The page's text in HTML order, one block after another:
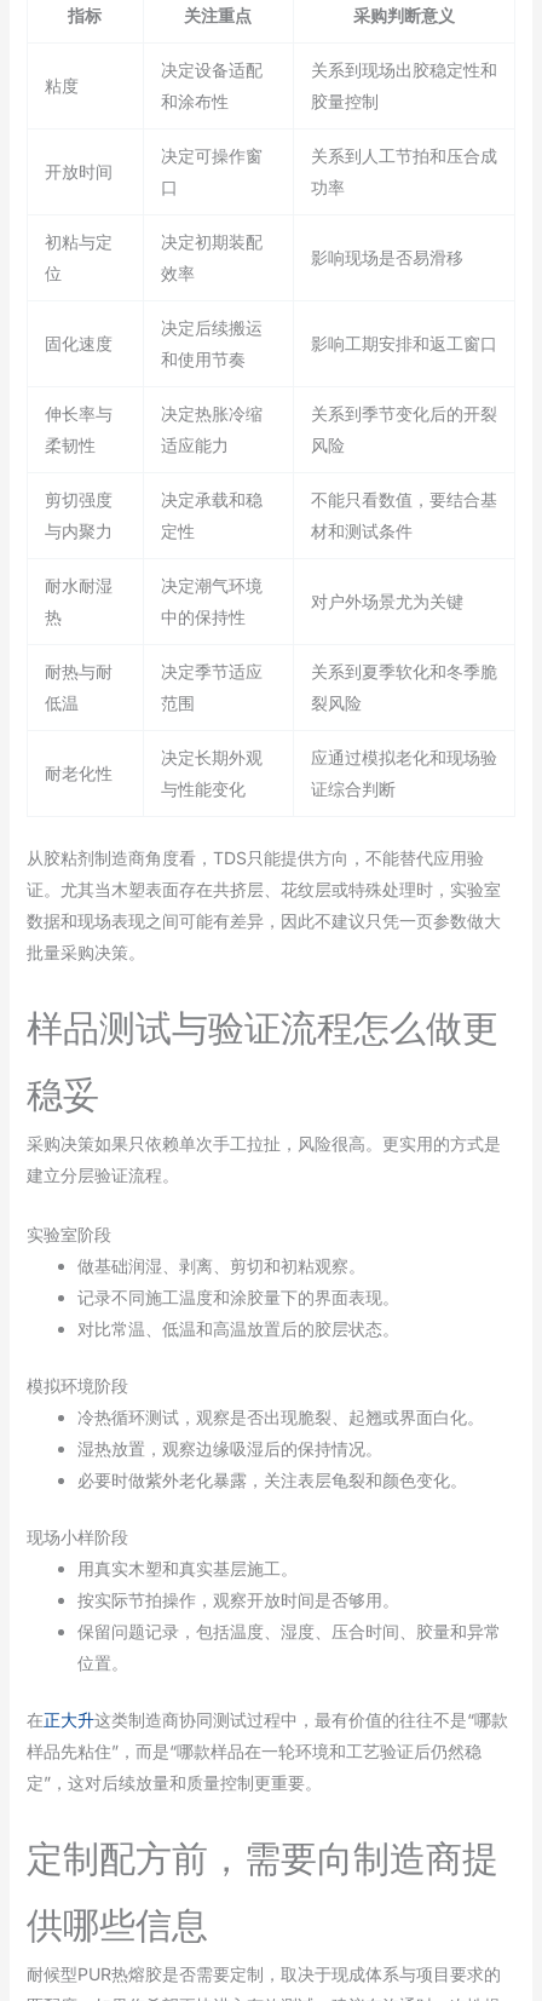
指标 关注重点 采购判断意义
粘度
决定设备适配
和涂布性
关系到现场出胶稳定性和
胶量控制
开放时间
决定可操作窗
口
关系到人工节拍和压合成
功率
初粘与定
位
决定初期装配
效率
影响现场是否易滑移
固化速度
决定后续搬运
和使用节奏
影响工期安排和返工窗口
伸长率与
柔韧性
决定热胀冷缩
适应能力
关系到季节变化后的开裂
风险
剪切强度
与内聚力
决定承载和稳
定性
不能只看数值，要结合基
材和测试条件
耐水耐湿
热
决定潮气环境
中的保持性
对户外场景尤为关键
耐热与耐
低温
决定季节适应
范围
关系到夏季软化和冬季脆
裂风险
耐老化性
决定长期外观
与性能变化
应通过模拟老化和现场验
证综合判断
从胶粘剂制造商角度看，TDS只能提供方向，不能替代应用验
证。尤其当木塑表面存在共挤层、花纹层或特殊处理时，实验室
数据和现场表现之间可能有差异，因此不建议只凭一页参数做大
批量采购决策。
样品测试与验证流程怎么做更
稳妥
采购决策如果只依赖单次手工拉扯，风险很高。更实用的方式是
建立分层验证流程。
实验室阶段
做基础润湿、剥离、剪切和初粘观察。
记录不同施工温度和涂胶量下的界面表现。
对比常温、低温和高温放置后的胶层状态。
模拟环境阶段
冷热循环测试，观察是否出现脆裂、起翘或界面白化。
湿热放置，观察边缘吸湿后的保持情况。
必要时做紫外老化暴露，关注表层龟裂和颜色变化。
现场小样阶段
用真实木塑和真实基层施工。
按实际节拍操作，观察开放时间是否够用。
保留问题记录，包括温度、湿度、压合时间、胶量和异常
位置。
在正大升这类制造商协同测试过程中，最有价值的往往不是“哪款
样品先粘住”，而是“哪款样品在一轮环境和工艺验证后仍然稳
定”，这对后续放量和质量控制更重要。
定制配方前，需要向制造商提
供哪些信息
耐候型PUR热熔胶是否需要定制，取决于现成体系与项目要求的